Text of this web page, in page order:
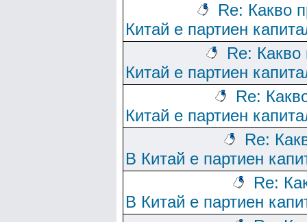
Re: Какво
Китай е партиен
Re:
Китай е партиен
Re:
Китай е партиен
Re:
В Китай е партиен
Re:
В Китай е партиен